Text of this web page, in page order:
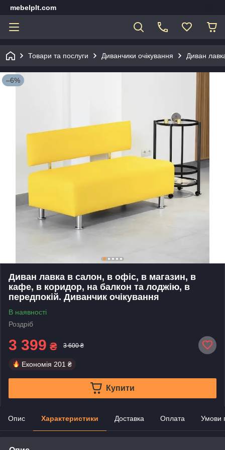
mebelplt.com
Товари та послуги Диванчики очікування Диван
–6%
Диван лавка в салон, в офіс, в магазин, в
кафе, в коридор, на балкон та лоджію, в
передпокій. Диванчик очікування
В наявності
Роздріб
3 399 ₴ 3 600 ₴
Економія 201 ₴
Купити
Опис Характеристики Доставка Оплата Умови